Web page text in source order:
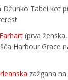
Džunko Tabei kot
(prva
Harbour Grace
zažgana